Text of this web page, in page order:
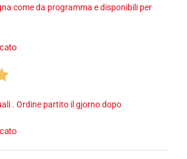
come da programma e disponibili per
. Ordine partito il gjorno dopo